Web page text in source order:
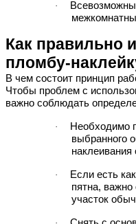
·
Как правильно
пломбу-
В чем состоит принцип
Чтобы проблем с
важно соблюдать
·
Необходимо
выбранного
наклеивания
·
Если есть
пятна,
участок